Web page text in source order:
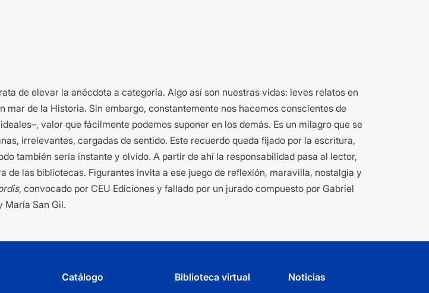
de elevar la anécdota a categoría. Algo así son nuestras vidas: leves relatos en
de la Historia. Sin embargo, constantemente nos hacemos conscientes de
valor que fácilmente podemos suponer en los demás. Es un milagro que se
irrelevantes, cargadas de sentido. Este recuerdo queda fijado por la escritura,
también sería instante y olvido. A partir de ahí la responsabilidad pasa al lector,
las bibliotecas. Figurantes invita a ese juego de reflexión, maravilla, nostalgia y
, convocado por CEU Ediciones y fallado por un jurado compuesto por Gabriel
María San Gil.
Catálogo Biblioteca virtual Noticias